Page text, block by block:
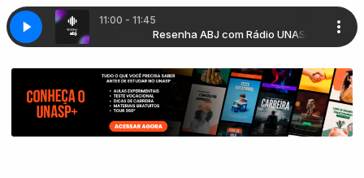
11:00 - 11:45
Rádio UNASP Resenha ABJ com Rádio UNASP
com Rádio UNASP Resenha Esportiva com Rádio UNASP